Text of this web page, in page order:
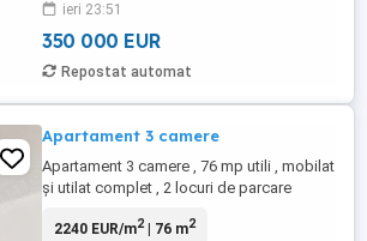
Complexul Qualis, aria Coresi Mall,
Tractorul, Brasov. Va invitam sa
ieri 23:51
350 000 EUR
Repostat automat
Apartament 3 camere
Apartament 3 camere , 76 mp utili , mobilat
și utilat complet , 2 locuri de parcare
îți dorești un apartament în care să te poți
2240 EUR/m2| 76 m2